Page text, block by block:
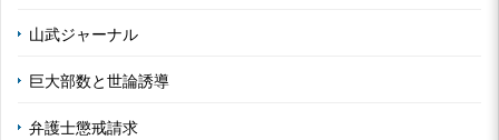
山武ジャーナル
巨大部数と世論誘導
弁護士懲戒請求